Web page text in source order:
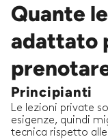
Quante
adattato
Principianti
Le lezioni private
esigenze, quindi
tecnica rispetto